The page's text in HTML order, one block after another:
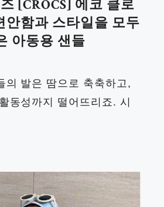
[CROCS] 에코 클로
안함과 스타일을 모두
아동용 샌들
의 발은 땀으로 축축하고,
동성까지 떨어뜨리죠. 시